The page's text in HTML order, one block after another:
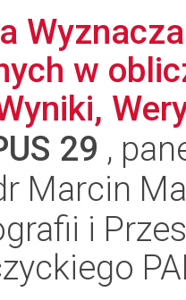
w
29 ,
Marcin
i